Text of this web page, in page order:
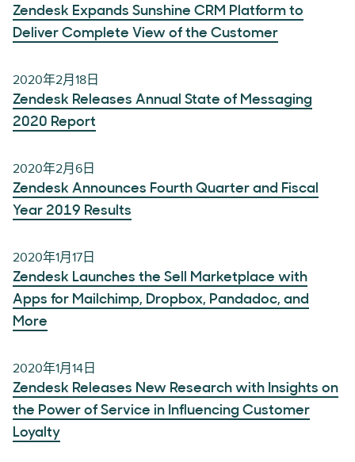
Zendesk Expands Sunshine CRM Platform to
Deliver Complete View of the Customer
2020年2月18日
Zendesk Releases Annual State of Messaging
2020 Report
2020年2月6日
Zendesk Announces Fourth Quarter and Fiscal
Year 2019 Results
2020年1月17日
Zendesk Launches the Sell Marketplace with
Apps for Mailchimp, Dropbox, Pandadoc, and
More
2020年1月14日
Zendesk Releases New Research with Insights on
the Power of Service in Influencing Customer
Loyalty